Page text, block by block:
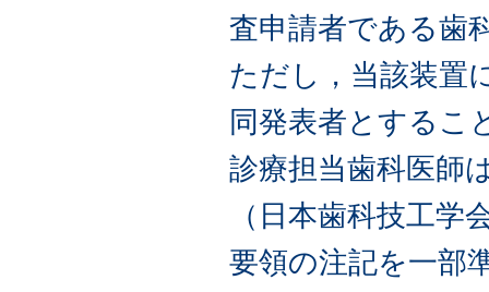
査申請者である歯
ただし，当該装置
同発表者とするこ
診療担当歯科医師
（日本歯科技工学
要領の注記を一部